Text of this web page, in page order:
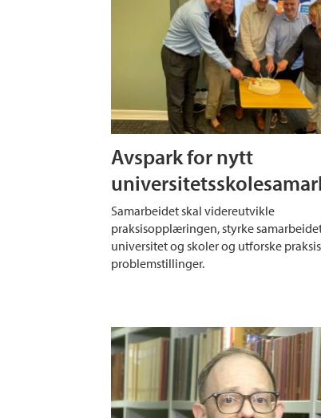
Avspark for nytt
Samarbeidet skal videreutvikle
praksisopplæringen, styrke
universitet og skoler og utforske
problemstillinger.